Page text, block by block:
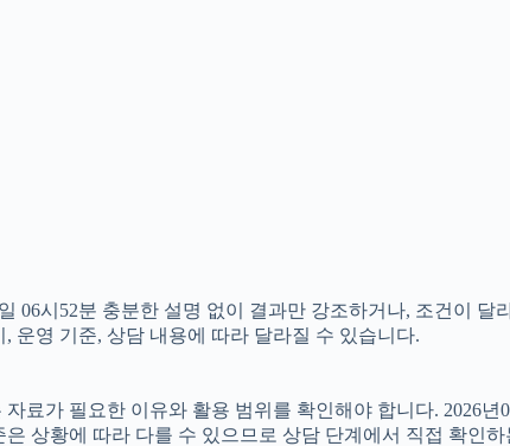
06시52분 충분한 설명 없이 결과만 강조하거나, 조건이 달
운영 기준, 상담 내용에 따라 달라질 수 있습니다.
가 필요한 이유와 활용 범위를 확인해야 합니다. 2026년
상황에 따라 다를 수 있으므로 상담 단계에서 직접 확인